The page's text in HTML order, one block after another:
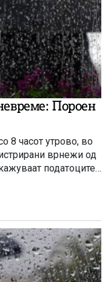
Пороен
8 часот утрово, во
врнежи од
податоците